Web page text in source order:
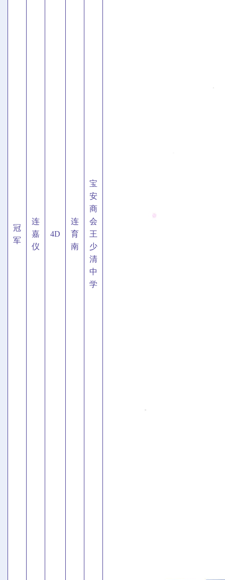
冠
军
连
嘉
仪
4D
连
育
南
宝
安
商
会
王
少
清
中
学